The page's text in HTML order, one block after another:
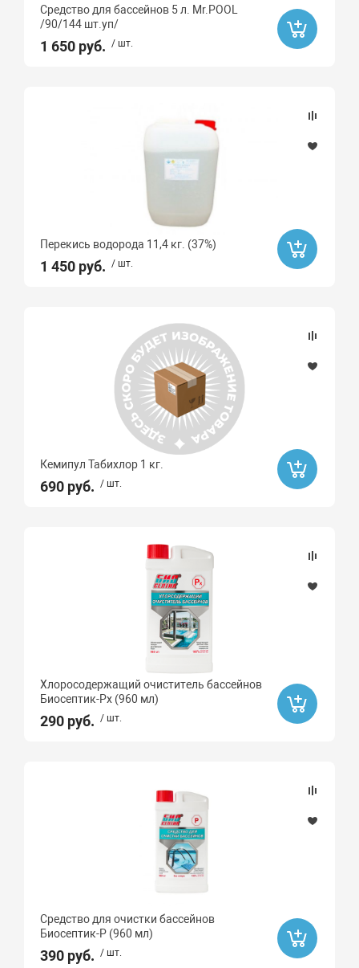
Да
Средство для бассейнов 5 л. Mr.POOL
/90/144 шт.уп/
1 650 руб. / шт.
Перекись водорода 11,4 кг. (37%)
1 450 руб. / шт.
Кемипул Табихлор 1 кг.
690 руб. / шт.
Хлоросодержащий очиститель бассейнов
Биосептик-Рх (960 мл)
290 руб. / шт.
Средство для очистки бассейнов
Биосептик-Р (960 мл)
390 руб. / шт.